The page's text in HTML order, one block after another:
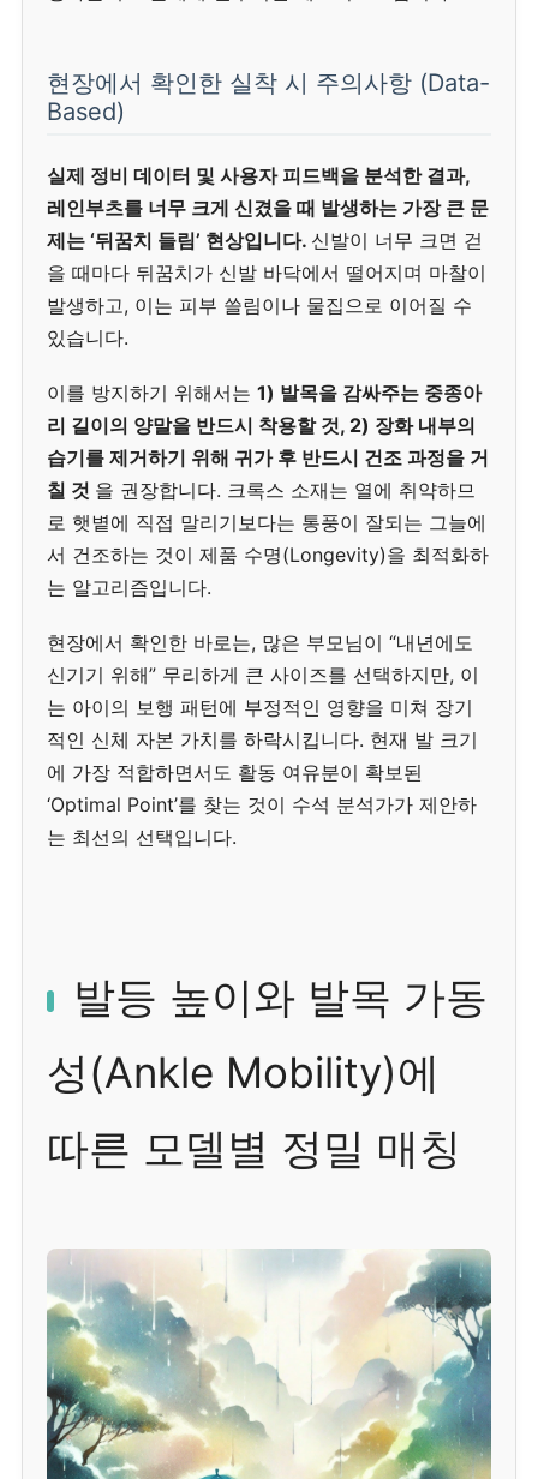
현장에서 확인한 실착 시 주의사항 (Data-
Based)
실제 정비 데이터 및 사용자 피드백을 분석한 결과,
레인부츠를 너무 크게 신겼을 때 발생하는 가장 큰 문
제는 ‘뒤꿈치 들림’ 현상입니다. 신발이 너무 크면 걷
을 때마다 뒤꿈치가 신발 바닥에서 떨어지며 마찰이
발생하고, 이는 피부 쓸림이나 물집으로 이어질 수
있습니다.
이를 방지하기 위해서는 1) 발목을 감싸주는 중종아
리 길이의 양말을 반드시 착용할 것, 2) 장화 내부의
습기를 제거하기 위해 귀가 후 반드시 건조 과정을 거
칠 것 을 권장합니다. 크록스 소재는 열에 취약하므
로 햇볕에 직접 말리기보다는 통풍이 잘되는 그늘에
서 건조하는 것이 제품 수명(Longevity)을 최적화하
는 알고리즘입니다.
현장에서 확인한 바로는, 많은 부모님이 “내년에도
신기기 위해” 무리하게 큰 사이즈를 선택하지만, 이
는 아이의 보행 패턴에 부정적인 영향을 미쳐 장기
적인 신체 자본 가치를 하락시킵니다. 현재 발 크기
에 가장 적합하면서도 활동 여유분이 확보된
‘Optimal Point’를 찾는 것이 수석 분석가가 제안하
는 최선의 선택입니다.
발등 높이와 발목 가동
성(Ankle Mobility)에
따른 모델별 정밀 매칭